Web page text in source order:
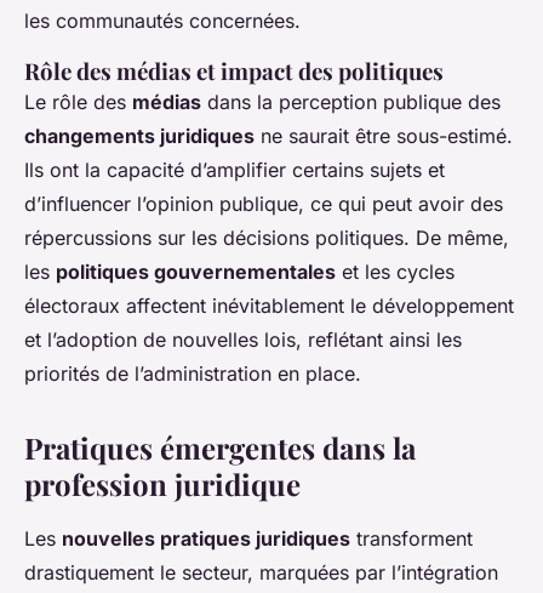
les communautés concernées.
Rôle des médias et impact des politiques
Le rôle des médias dans la perception publique des
changements juridiques ne saurait être sous-estimé.
Ils ont la capacité d’amplifier certains sujets et
d’influencer l’opinion publique, ce qui peut avoir des
répercussions sur les décisions politiques. De même,
les politiques gouvernementales et les cycles
électoraux affectent inévitablement le développement
et l’adoption de nouvelles lois, reflétant ainsi les
priorités de l’administration en place.
Pratiques émergentes dans la
profession juridique
Les nouvelles pratiques juridiques transforment
drastiquement le secteur, marquées par l’intégration